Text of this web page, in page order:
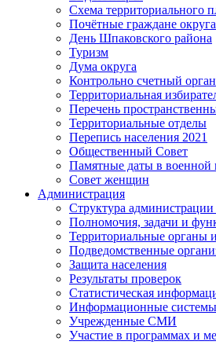
Схема территориального
Почётные граждане округа
День Шпаковского района
Туризм
Дума округа
Контрольно счетный орган
Территориальная
Перечень
Территориальные отделы
Перепись населения 2021
Общественный Совет
Памятные даты в военной
Совет женщин
Администрация
Структура администрации
Полномочия, задачи и
Территориальные органы
Подведомственные
Защита населения
Результаты проверок
Статистическая
Информационные системы
Учрежденные СМИ
Участие в программах и